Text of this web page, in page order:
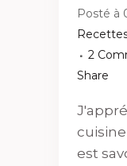
Posté à
2
Share
est